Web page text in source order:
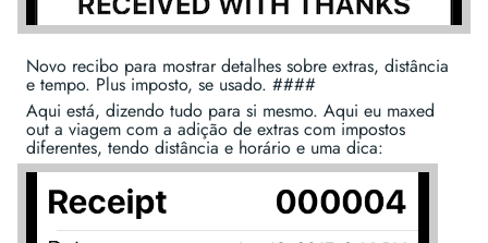
Novo recibo para mostrar detalhes sobre extras, distância
e tempo. Plus imposto, se usado. ####
Aqui está, dizendo tudo para si mesmo. Aqui eu maxed
out a viagem com a adição de extras com impostos
diferentes, tendo distância e horário e uma dica: